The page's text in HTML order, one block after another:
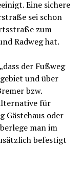
Eine sichere
sei schon
zum
Radweg hat.
der Fußweg
und über
bzw.
für
Gästehaus oder
man im
befestigt